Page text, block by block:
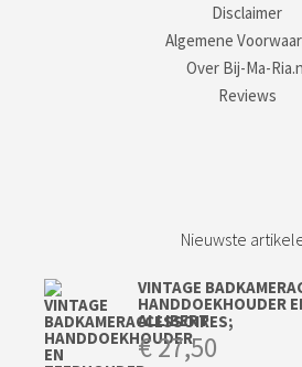
Disclaimer
Algemene
Over Bij-Ma-
Reviews
Nieuwste
VINTAGE
HANDDOEKHOUDER
ALLIBERT
€27,50